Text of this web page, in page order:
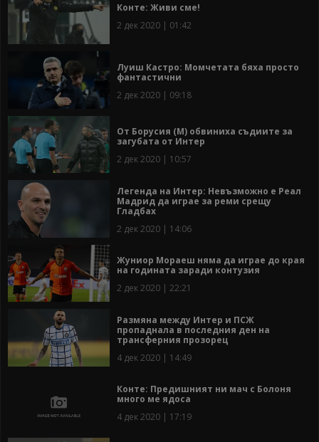
Конте: Живи сме!
2 дек 2020 | 01:42
Луиш Кастро: Момчетата бяха просто
фантастични
2 дек 2020 | 09:18
От Борусия (М) обвиниха съдиите за
загубата от Интер
2 дек 2020 | 10:57
Легенда на Интер: Невъзможно е Реал
Мадрид да играе за реми срещу
Гладбах
2 дек 2020 | 14:06
Жуниор Мораеш няма да играе до края
на годината заради контузия
2 дек 2020 | 22:21
Размяна между Интер и ПСЖ
пропаднала в последния ден на
трансферния прозорец
4 дек 2020 | 14:49
Конте: Предишният ни мач с Болоня
много ме ядоса
4 дек 2020 | 17:19